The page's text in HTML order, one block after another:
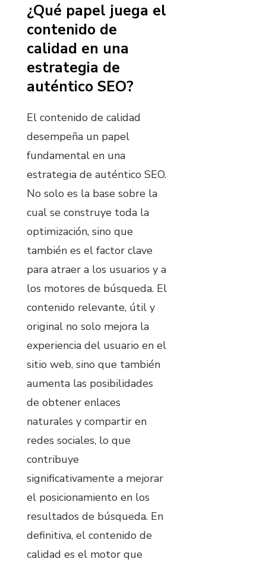
¿Qué papel juega el
contenido de
calidad en una
estrategia de
auténtico SEO?
El contenido de calidad
desempeña un papel
fundamental en una
estrategia de auténtico SEO.
No solo es la base sobre la
cual se construye toda la
optimización, sino que
también es el factor clave
para atraer a los usuarios y a
los motores de búsqueda. El
contenido relevante, útil y
original no solo mejora la
experiencia del usuario en el
sitio web, sino que también
aumenta las posibilidades
de obtener enlaces
naturales y compartir en
redes sociales, lo que
contribuye
significativamente a mejorar
el posicionamiento en los
resultados de búsqueda. En
definitiva, el contenido de
calidad es el motor que